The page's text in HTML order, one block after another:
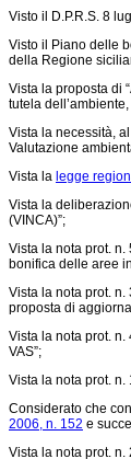
Visto il D.P.R.S. 8
Visto il Piano delle
della Regione
Vista la proposta di
tutela
Vista la necessità,
Valutazione
Vista la legge
Vista la
(VINCA)”;
Vista la nota prot.
bonifica delle aree
Vista la nota prot.
proposta di
Vista la nota prot.
VAS”;
Vista la nota prot.
Considerato che
2006, n. 152 e
Vista la nota prot.